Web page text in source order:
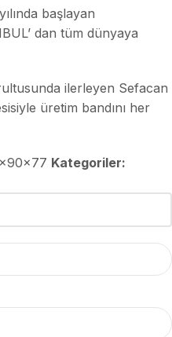
başlayan
dan tüm dünyaya
ilerleyen Sefacan
üretim bandını her
Kategoriler: